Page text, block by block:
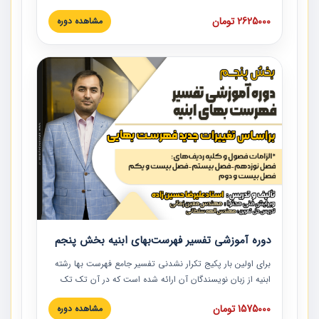
ردیف ها و مطالب فهرست بها تفسیر و ارائه شده است. این
دوره به صورت کامل تصویری بوده و به همراه تصاویر عملیات
دوره با کلام مهندس علیرضاحسین‌زاده مدیر پروژه مهندسی
مشاور در امر بازنگری فهرست بها رشته ابنیه ارائه شده و به تمام
همکارانی که در حوزه صنعت ساخت در حال فعالیت هستند حتما
توصیه می کنیم از مطالب این دوره استفاده نمایند.
2625000 تومان مشاهده دوره
دوره آموزشی تفسیر فهرست‌بهای ابنیه بخش پنجم
برای اولین بار پکیج تکرار نشدنی تفسیر جامع فهرست بها رشته
ابنیه از زبان نویسندگان آن ارائه شده است که در آن تک تک
ردیف ها و مطالب فهرست بها تفسیر و ارائه شده است. این
دوره به صورت کامل تصویری بوده و به همراه تصاویر عملیات
1575000 تومان مشاهده دوره